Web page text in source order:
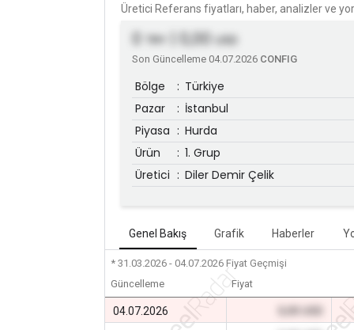
Üretici Referans fiyatları, haber, analizler ve
TRY | 0,00 USD
Son Güncelleme 04.07.2026 CONFIG
Bölge : Türkiye
Pazar
: İstanbul
Piyasa : Hurda
Ürün
: 1. Grup
Üretici : Diler Demir Çelik
Genel Bakış Grafik Haberler
* 31.03.2026 - 04.07.2026 Fiyat Geçmişi
Güncelleme
Fiyat
04.07.2026